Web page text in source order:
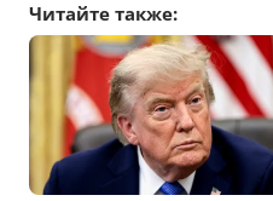
Читайте также: